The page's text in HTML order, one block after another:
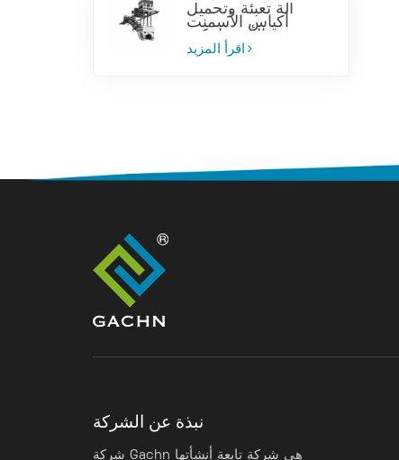
آلة تعبئة وتحميل
أكياس الأسمنت
الأوتوماتيكية
اقرأ المزيد
نبذة عن الشركة
شركة Gachn هي شركة تابعة أنشأتها